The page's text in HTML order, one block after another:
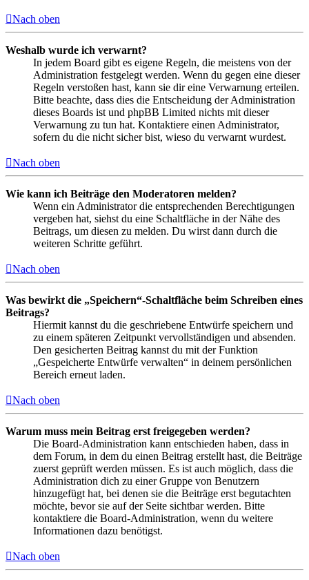
Nach oben
Weshalb wurde ich verwarnt?
In jedem Board gibt es eigene Regeln, die meistens von der
Administration festgelegt werden. Wenn du gegen eine dieser
Regeln verstoßen hast, kann sie dir eine Verwarnung erteilen.
Bitte beachte, dass dies die Entscheidung der Administration
dieses Boards ist und phpBB Limited nichts mit dieser
Verwarnung zu tun hat. Kontaktiere einen Administrator,
sofern du die nicht sicher bist, wieso du verwarnt wurdest.
Nach oben
Wie kann ich Beiträge den Moderatoren melden?
Wenn ein Administrator die entsprechenden Berechtigungen
vergeben hat, siehst du eine Schaltfläche in der Nähe des
Beitrags, um diesen zu melden. Du wirst dann durch die
weiteren Schritte geführt.
Nach oben
Was bewirkt die „Speichern“-Schaltfläche beim Schreiben eines
Beitrags?
Hiermit kannst du die geschriebene Entwürfe speichern und
zu einem späteren Zeitpunkt vervollständigen und absenden.
Den gesicherten Beitrag kannst du mit der Funktion
„Gespeicherte Entwürfe verwalten“ in deinem persönlichen
Bereich erneut laden.
Nach oben
Warum muss mein Beitrag erst freigegeben werden?
Die Board-Administration kann entschieden haben, dass in
dem Forum, in dem du einen Beitrag erstellt hast, die Beiträge
zuerst geprüft werden müssen. Es ist auch möglich, dass die
Administration dich zu einer Gruppe von Benutzern
hinzugefügt hat, bei denen sie die Beiträge erst begutachten
möchte, bevor sie auf der Seite sichtbar werden. Bitte
kontaktiere die Board-Administration, wenn du weitere
Informationen dazu benötigst.
Nach oben